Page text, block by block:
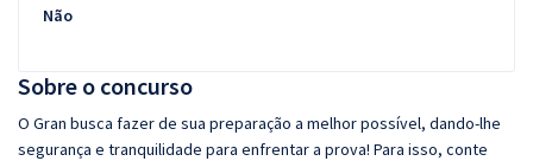
Sobre o concurso
O Gran busca fazer de sua preparação a melhor possível, dando-lhe
segurança e tranquilidade para enfrentar a prova! Para isso, conte
Não